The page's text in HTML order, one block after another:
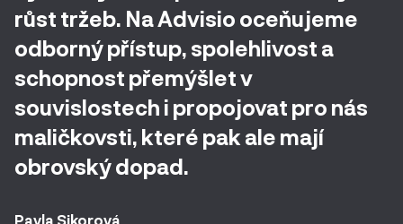
růst tržeb. Na Advisio oceňujeme
odborný přístup, spolehlivost a
schopnost přemýšlet v
souvislostech i propojovat pro nás
maličkovsti, které pak ale mají
obrovský dopad.
Pavla Sikorová